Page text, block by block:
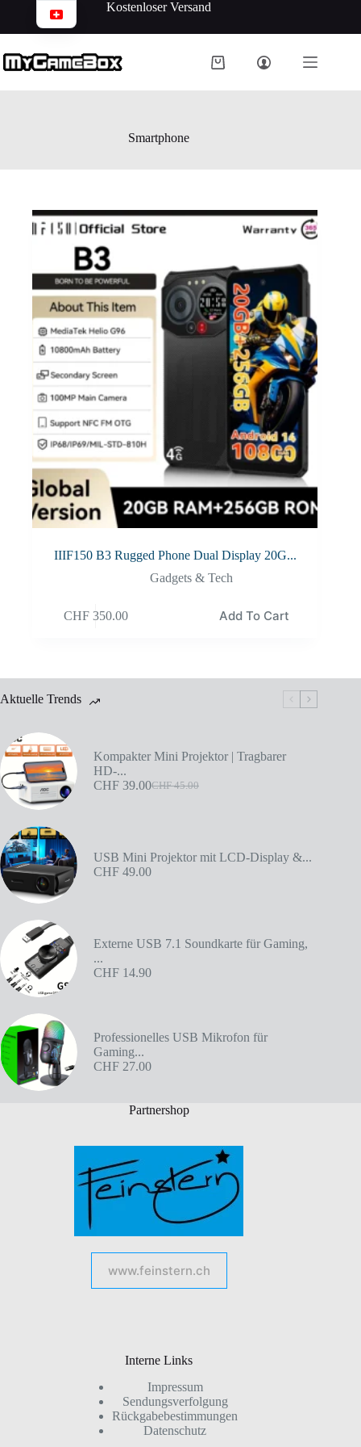
Kostenloser Versand
Smartphone
IIIF150 B3 Rugged Phone Dual Display 20G...
Gadgets & Tech
CHF350.00 Add To Cart
Aktuelle Trends
Kompakter Mini Projektor | Tragbarer
HD-...
CHF45.00
CHF 39.00
USB Mini Projektor mit LCD-Display &...
CHF 49.00
Externe USB 7.1 Soundkarte für Gaming,
...
CHF 14.90
Professionelles USB Mikrofon für
Gaming...
CHF 27.00
Partnershop
www.feinstern.ch
Interne Links
Impressum
Sendungsverfolgung
Rückgabebestimmungen
Datenschutz